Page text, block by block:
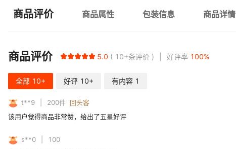
商品评价 商品属性 包装信息 商品详情
商品评价 5.0 10+条评价 好评率 100%
全部 10+ 好评 10+ 有内容 1
t**9 200件 回头客
该用户觉得商品非常赞，给出了五星好评
s**0
100